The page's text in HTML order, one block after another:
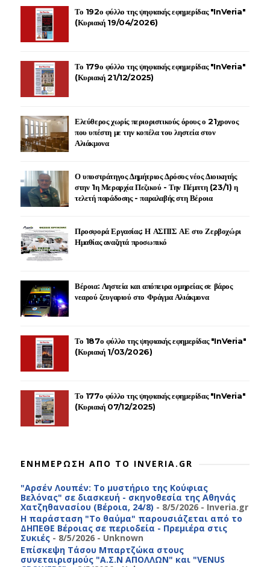
Το 192ο φύλλο της ψηφιακής εφημερίδας "InVeria"
(Κυριακή 19/04/2026)
Το 179ο φύλλο της ψηφιακής εφημερίδας "InVeria"
(Κυριακή 21/12/2025)
Ελεύθερος χωρίς περιοριστικούς όρους ο 21χρονος
που υπέστη με την κοπέλα του ληστεία στον
Αλιάκμονα
Ο υποστράτηγος Δημήτριος Δρόσος νέος Διοικητής
στην 1η Μεραρχία Πεζικού - Την Πέμπτη (23/1) η
τελετή παράδοσης - παραλαβής στη Βέροια
Προσφορά Εργασίας: Η ΑΣΠΙΣ ΑΕ στο Ζερβοχώρι
Ημαθίας αναζητά προσωπικό
Βέροια: Ληστεία και απόπειρα ομηρείας σε βάρος
νεαρού ζευγαριού στο Φράγμα Αλιάκμονα
Το 187ο φύλλο της ψηφιακής εφημερίδας "InVeria"
(Κυριακή 1/03/2026)
Το 177ο φύλλο της ψηφιακής εφημερίδας "InVeria"
(Κυριακή 07/12/2025)
ΕΝΗΜΕΡΩΣΗ ΑΠΟ ΤΟ INVERIA.GR
"Αρσέν Λουπέν: Το μυστήριο της Κούφιας
Βελόνας" σε διασκευή - σκηνοθεσία της Αθηνάς
Χατζηθανασίου (Βέροια, 24/8) - 8/5/2026- Inveria.gr
Η παράσταση "Το θαύμα" παρουσιάζεται από το
ΔΗΠΕΘΕ Βέροιας σε περιοδεία - Πρεμιέρα στις
Συκιές- 8/5/2026- Unknown
Επίσκεψη Τάσου Μπαρτζώκα στους
συνεταιρισμούς "Α.Σ.Ν ΑΠΟΛΛΩΝ" και "VENUS